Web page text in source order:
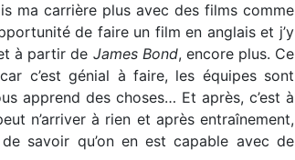
ma carrière plus avec des films comme
de faire un film en anglais et j’y
à partir de James Bond, encore plus. Ce
c’est génial à faire, les équipes sont
apprend des choses… Et après, c’est à
n’arriver à rien et après entraînement,
savoir qu’on en est capable avec de